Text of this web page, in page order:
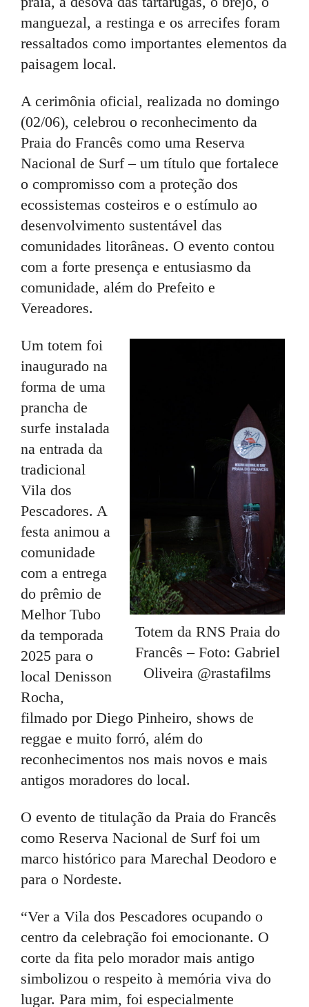
manguezal, a restinga e os arrecifes foram
ressaltados como importantes elementos da
paisagem local.
A cerimônia oficial, realizada no domingo
(02/06), celebrou o reconhecimento da
Praia do Francês como uma Reserva
Nacional de Surf – um título que fortalece
o compromisso com a proteção dos
ecossistemas costeiros e o estímulo ao
desenvolvimento sustentável das
comunidades litorâneas. O evento contou
com a forte presença e entusiasmo da
comunidade, além do Prefeito e
Vereadores.
Totem da RNS Praia do
Francês – Foto: Gabriel
Oliveira @rastafilms
Um totem foi
inaugurado na
forma de uma
prancha de
surfe instalada
na entrada da
tradicional
Vila dos
Pescadores. A
festa animou a
comunidade
com a entrega
do prêmio de
Melhor Tubo
da temporada
2025 para o
local Denisson
Rocha,
filmado por Diego Pinheiro, shows de
reggae e muito forró, além do
reconhecimentos nos mais novos e mais
antigos moradores do local.
O evento de titulação da Praia do Francês
como Reserva Nacional de Surf foi um
marco histórico para Marechal Deodoro e
para o Nordeste.
“Ver a Vila dos Pescadores ocupando o
centro da celebração foi emocionante. O
corte da fita pelo morador mais antigo
simbolizou o respeito à memória viva do
lugar. Para mim, foi especialmente